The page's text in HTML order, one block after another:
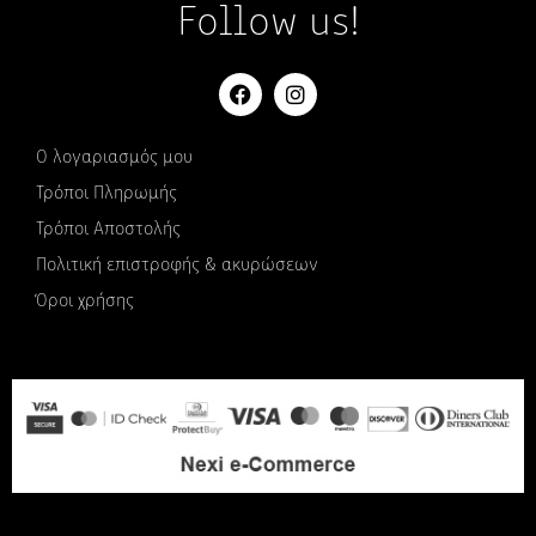
Follow us!
Ο λογαριασμός μου
Τρόποι Πληρωμής
Τρόποι Αποστολής
Πολιτική επιστροφής & ακυρώσεων
Όροι χρήσης